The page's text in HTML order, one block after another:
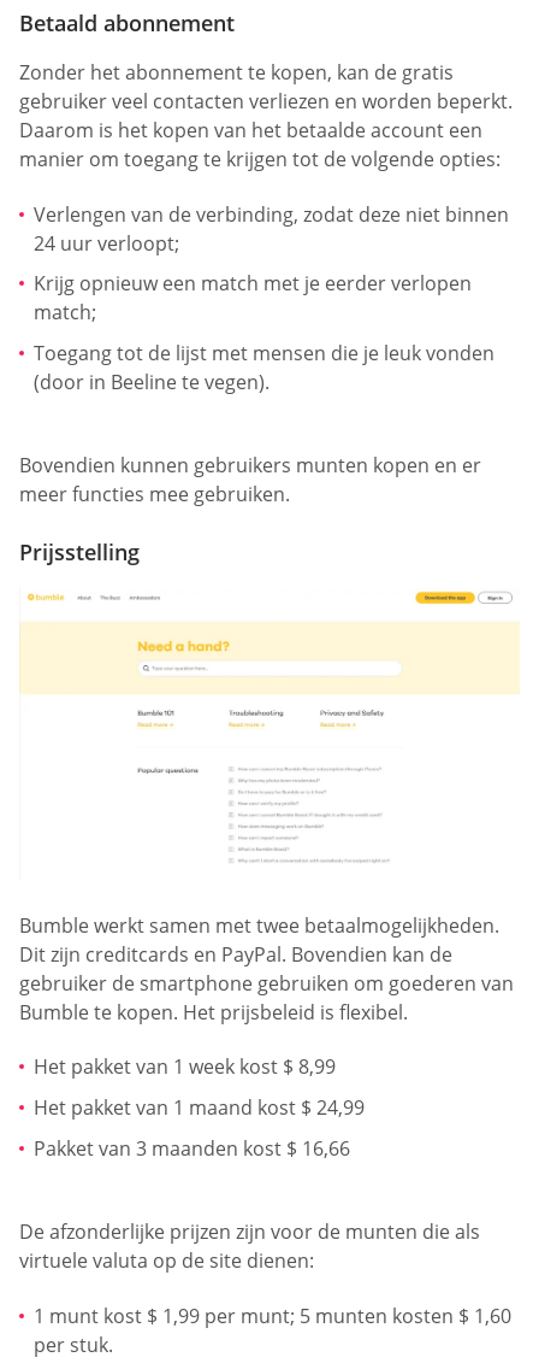
Betaald abonnement
Zonder het abonnement te kopen, kan de gratis
gebruiker veel contacten verliezen en worden beperkt.
Daarom is het kopen van het betaalde account een
manier om toegang te krijgen tot de volgende opties:
Verlengen van de verbinding, zodat deze niet binnen
24 uur verloopt;
Krijg opnieuw een match met je eerder verlopen
match;
Toegang tot de lijst met mensen die je leuk vonden
(door in Beeline te vegen).
Bovendien kunnen gebruikers munten kopen en er
meer functies mee gebruiken.
Prijsstelling
Bumble werkt samen met twee betaalmogelijkheden.
Dit zijn creditcards en PayPal. Bovendien kan de
gebruiker de smartphone gebruiken om goederen van
Bumble te kopen. Het prijsbeleid is flexibel.
Het pakket van 1 week kost $ 8,99
Het pakket van 1 maand kost $ 24,99
Pakket van 3 maanden kost $ 16,66
De afzonderlijke prijzen zijn voor de munten die als
virtuele valuta op de site dienen:
1 munt kost $ 1,99 per munt; 5 munten kosten $ 1,60
per stuk.